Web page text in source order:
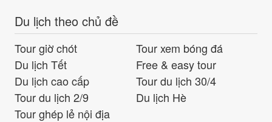
Du lịch theo chủ đề
Tour giờ chót
Tour xem bóng đá
Du lịch Tết
Free & easy tour
Du lịch cao cấp
Tour du lịch 30/4
Tour du lịch 2/9
Du lịch Hè
Tour ghép lẻ nội địa